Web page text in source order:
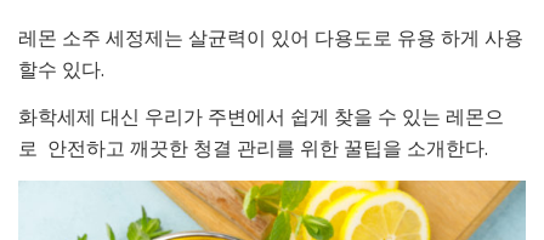
레몬 소주 세정제는 살균력이 있어 다용도로 유용 하게 사용
할수 있다.
화학세제 대신 우리가 주변에서 쉽게 찾을 수 있는 레몬으
로 안전하고 깨끗한 청결 관리를 위한 꿀팁을 소개한다.